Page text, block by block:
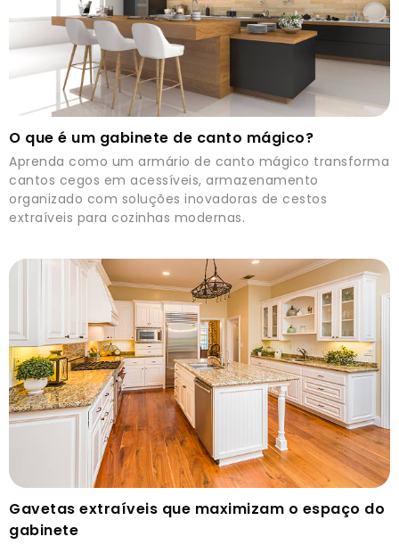
O que é um gabinete de canto mágico?
Aprenda como um armário de canto mágico transforma
cantos cegos em acessíveis, armazenamento
organizado com soluções inovadoras de cestos
extraíveis para cozinhas modernas.
Gavetas extraíveis que maximizam o espaço do
gabinete